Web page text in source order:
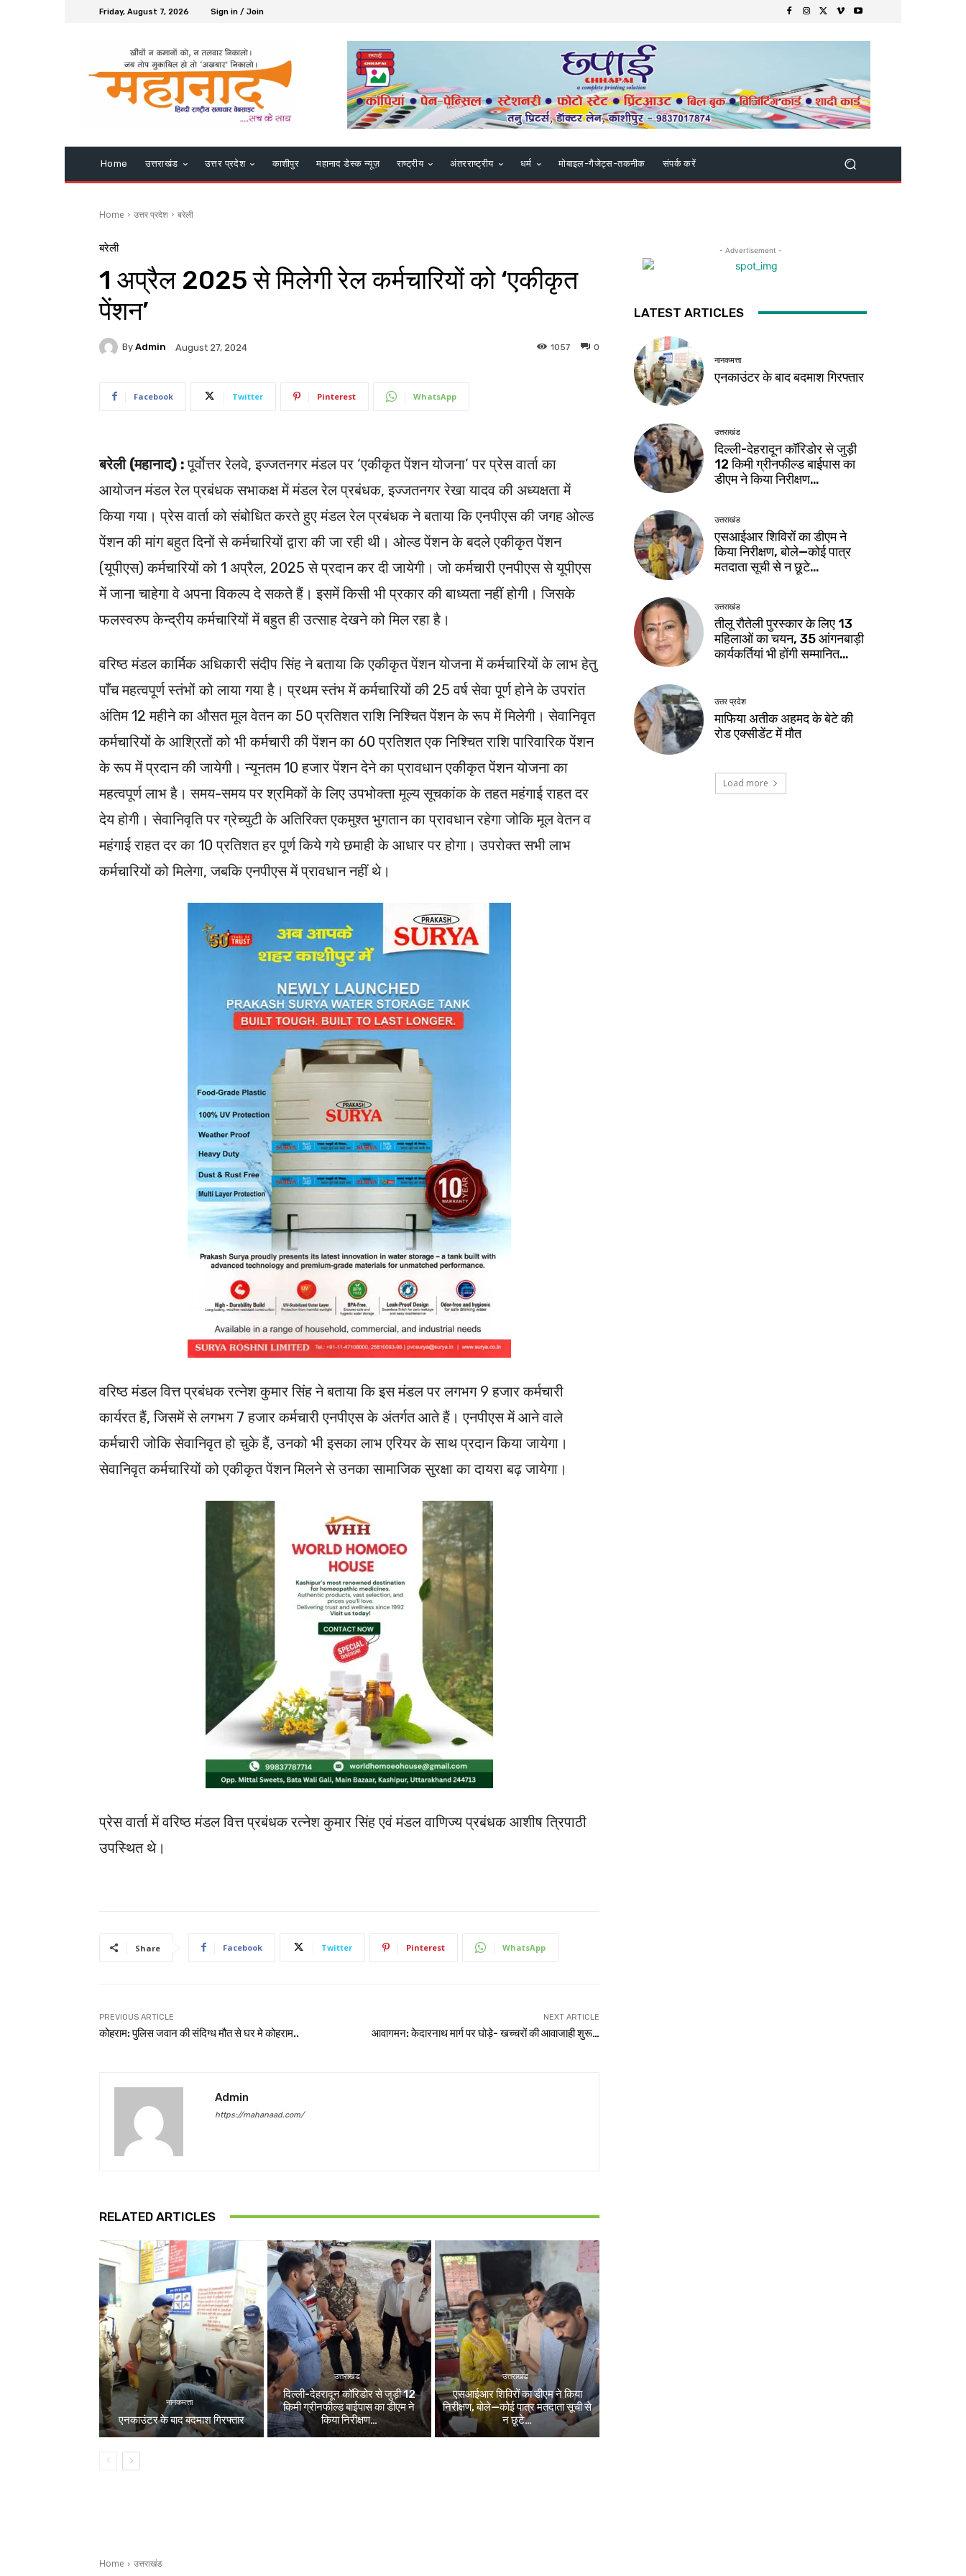
Friday, August 7, 2026 Sign in / Join
Home उत्तराखंड उत्तर प्रदेश काशीपुर महानाद डेस्क न्यूज़ राष्ट्रीय अंतरराष्ट्रीय धर्म मोबाइल-गैजेट्स-तकनीक संपर्क करें
Home उत्तर प्रदेश बरेली
बरेली
1 अप्रैल 2025 से मिलेगी रेल कर्मचारियों को ‘एकीकृत
पेंशन’
By Admin August 27, 2024 0
1057
Facebook Twitter Pinterest WhatsApp
बरेली (महानाद) :पूर्वाेत्तर रेलवे, इज्जतनगर मंडल पर ‘एकीकृत पेंशन योजना’ पर प्रेस वार्ता का
आयोजन मंडल रेल प्रबंधक सभाकक्ष में मंडल रेल प्रबंधक, इज्जतनगर रेखा यादव की अध्यक्षता में
किया गया। प्रेस वार्ता को संबोधित करते हुए मंडल रेल प्रबंधक ने बताया कि एनपीएस की जगह ओल्ड
पेंशन की मांग बहुत दिनों से कर्मचारियों द्वारा की जा रही थी। ओल्ड पेंशन के बदले एकीकृत पेंशन
(यूपीएस) कर्मचारियों को 1 अप्रैल, 2025 से प्रदान कर दी जायेगी। जो कर्मचारी एनपीएस से यूपीएस
में जाना चाहेगा वे अपना विकल्प दे सकते हैं। इसमें किसी भी प्रकार की बाध्यता नहीं होगी। जिसके
फलस्वरुप केन्द्रीय कर्मचारियों में बहुत ही उत्साह देखने को मिल रहा है।
वरिष्ठ मंडल कार्मिक अधिकारी संदीप सिंह ने बताया कि एकीकृत पेंशन योजना में कर्मचारियों के लाभ हेतु
पाँच महत्वपूर्ण स्तंभों को लाया गया है। प्रथम स्तंभ में कर्मचारियों की 25 वर्ष सेवा पूर्ण होने के उपरांत
अंतिम 12 महीने का औसत मूल वेतन का 50 प्रतिशत राशि निश्चित पेंशन के रूप में मिलेगी। सेवानिवृत
कर्मचारियों के आश्रितों को भी कर्मचारी की पेंशन का 60 प्रतिशत एक निश्चित राशि पारिवारिक पेंशन
के रूप में प्रदान की जायेगी। न्यूनतम 10 हजार पेंशन देने का प्रावधान एकीकृत पेंशन योजना का
महत्वपूर्ण लाभ है। समय-समय पर श्रमिकों के लिए उपभोक्ता मूल्य सूचकांक के तहत महंगाई राहत दर
देय होगी। सेवानिवृति पर ग्रेच्युटी के अतिरिक्त एकमुश्त भुगतान का प्रावधान रहेगा जोकि मूल वेतन व
महंगाई राहत दर का 10 प्रतिशत हर पूर्ण किये गये छमाही के आधार पर होगा। उपरोक्त सभी लाभ
कर्मचारियों को मिलेगा, जबकि एनपीएस में प्रावधान नहीं थे।
वरिष्ठ मंडल वित्त प्रबंधक रत्नेश कुमार सिंह ने बताया कि इस मंडल पर लगभग 9 हजार कर्मचारी
कार्यरत हैं, जिसमें से लगभग 7 हजार कर्मचारी एनपीएस के अंतर्गत आते हैं। एनपीएस में आने वाले
कर्मचारी जोकि सेवानिवृत हो चुके हैं, उनको भी इसका लाभ एरियर के साथ प्रदान किया जायेगा।
सेवानिवृत कर्मचारियों को एकीकृत पेंशन मिलने से उनका सामाजिक सुरक्षा का दायरा बढ़ जायेगा।
प्रेस वार्ता में वरिष्ठ मंडल वित्त प्रबंधक रत्नेश कुमार सिंह एवं मंडल वाणिज्य प्रबंधक आशीष त्रिपाठी
उपस्थित थे।
Share Facebook Twitter Pinterest WhatsApp
PREVIOUS ARTICLE
कोहराम: पुलिस जवान की संदिग्ध मौत से घर मे कोहराम..
NEXT ARTICLE
आवागमन: केदारनाथ मार्ग पर घोड़े- खच्चरों की आवाजाही शुरू…
Admin
https://mahanaad.com/
RELATED ARTICLES
नानकमत्ता
एनकाउंटर के बाद बदमाश गिरफ्तार
उत्तराखंड
दिल्ली-देहरादून कॉरिडोर से जुड़ी 12
किमी ग्रीनफील्ड बाईपास का डीएम ने
किया निरीक्षण…
उत्तराखंड
एसआईआर शिविरों का डीएम ने किया
निरीक्षण, बोले—कोई पात्र मतदाता सूची से
न छूटे…
- Advertisement -
LATEST ARTICLES
नानकमत्ता
एनकाउंटर के बाद बदमाश गिरफ्तार
उत्तराखंड
दिल्ली-देहरादून कॉरिडोर से जुड़ी
12 किमी ग्रीनफील्ड बाईपास का
डीएम ने किया निरीक्षण…
उत्तराखंड
एसआईआर शिविरों का डीएम ने
किया निरीक्षण, बोले—कोई पात्र
मतदाता सूची से न छूटे…
उत्तराखंड
तीलू रौतेली पुरस्कार के लिए 13
महिलाओं का चयन, 35 आंगनबाड़ी
कार्यकर्तियां भी होंगी सम्मानित…
उत्तर प्रदेश
माफिया अतीक अहमद के बेटे की
रोड एक्सीडेंट में मौत
Load more